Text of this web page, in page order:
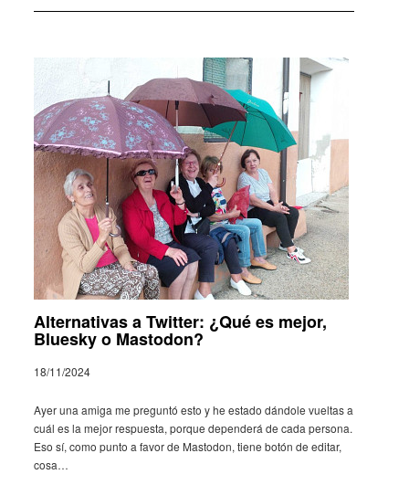
Alternativas a Twitter: ¿Qué es mejor,
Bluesky o Mastodon?
18/11/2024
Ayer una amiga me preguntó esto y he estado dándole vuel­tas a
cuál es la mejor respuesta, porque depen­derá de cada persona.
Eso sí, como punto a favor de Masto­don, tiene botón de editar,
cosa…